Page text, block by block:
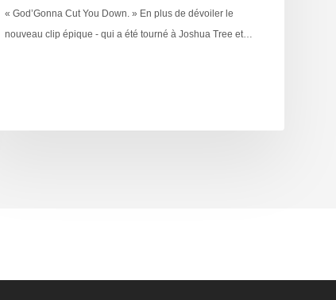
« God’Gonna Cut You Down. » En plus de dévoiler le
nouveau clip épique - qui a été tourné à Joshua Tree et…